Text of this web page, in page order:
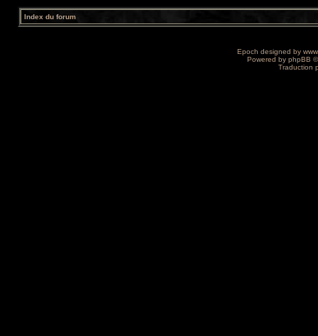
Index du forum
Epoch designed by
Powered by phpBB
Traduction